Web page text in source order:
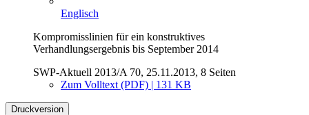
Englisch
Kompromisslinien für ein konstruktives
Verhandlungsergebnis bis September 2014
SWP-Aktuell 2013/A 70, 25.11.2013, 8 Seiten
Zum Volltext (PDF) | 131 KB
Druckversion